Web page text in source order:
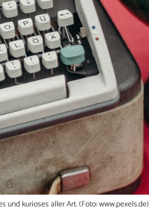
kurioses aller Art. (Foto: www.pexels.de)